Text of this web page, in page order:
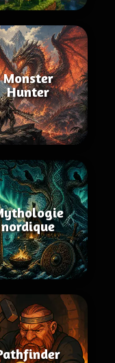
Monster
Hunter
nordique